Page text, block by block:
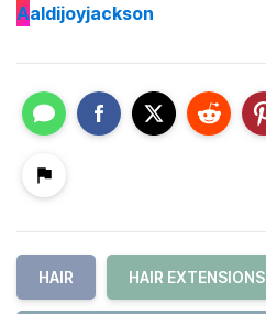
Aaldijoyjackson
HAIR HAIR EXTENSIONS